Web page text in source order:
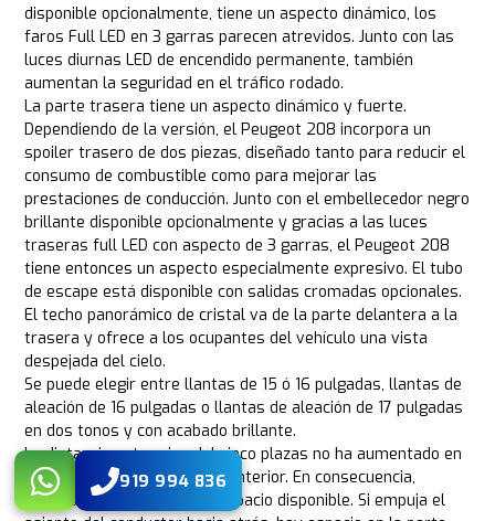
disponible opcionalmente, tiene un aspecto dinámico, los
faros Full LED en 3 garras parecen atrevidos. Junto con las
luces diurnas LED de encendido permanente, también
aumentan la seguridad en el tráfico rodado.
La parte trasera tiene un aspecto dinámico y fuerte.
Dependiendo de la versión, el Peugeot 208 incorpora un
spoiler trasero de dos piezas, diseñado tanto para reducir el
consumo de combustible como para mejorar las
prestaciones de conducción. Junto con el embellecedor negro
brillante disponible opcionalmente y gracias a las luces
traseras full LED con aspecto de 3 garras, el Peugeot 208
tiene entonces un aspecto especialmente expresivo. El tubo
de escape está disponible con salidas cromadas opcionales.
El techo panorámico de cristal va de la parte delantera a la
trasera y ofrece a los ocupantes del vehículo una vista
despejada del cielo.
Se puede elegir entre llantas de 15 ó 16 pulgadas, llantas de
aleación de 16 pulgadas o llantas de aleación de 17 pulgadas
en dos tonos y con acabado brillante.
La distancia entre ejes del cinco plazas no ha aumentado en
comparación con el modelo anterior. En consecuencia,
apenas hay cambios en el espacio disponible. Si empuja el
919 994 836